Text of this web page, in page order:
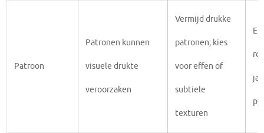
Patroon
Patronen kunnen
visuele drukte
veroorzaken
Vermijd drukke
patronen; kies
voor effen of
subtiele
texturen